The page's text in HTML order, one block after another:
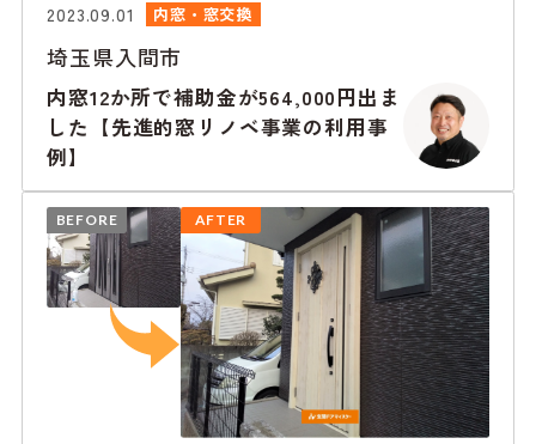
2023.09.01 内窓・窓交換
埼玉県入間市
内窓12か所で補助金が564,000円出ま
した【先進的窓リノベ事業の利用事
例】
BEFORE AFTER